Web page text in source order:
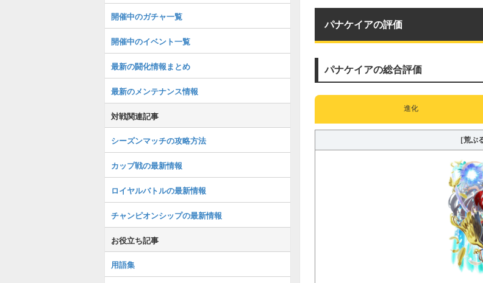
パナケイアの評価
パナケイアの総合評価
進化
［荒
開催中のガチャ一覧
開催中のイベント一覧
最新の闘化情報まとめ
最新のメンテナンス情報
対戦関連記事
シーズンマッチの攻略方法
カップ戦の最新情報
ロイヤルバトルの最新情報
チャンピオンシップの最新情報
お役立ち記事
用語集